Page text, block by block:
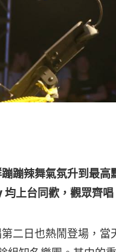
蹦辣舞氣氛升到最高
均上台同歡，觀眾齊唱
二日也熱鬧登場，當